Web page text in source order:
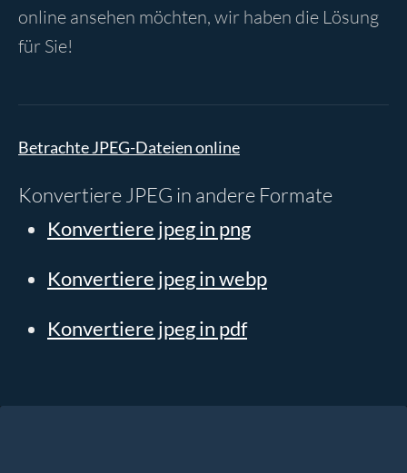
online ansehen möchten, wir haben die Lösung
für Sie!
Betrachte JPEG-Dateien online
Konvertiere JPEG in andere Formate
Konvertiere jpeg in png
Konvertiere jpeg in webp
Konvertiere jpeg in pdf